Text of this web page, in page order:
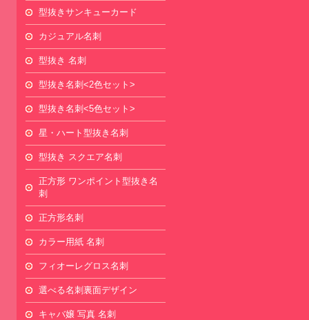
型抜きサンキューカード
カジュアル名刺
型抜き 名刺
型抜き名刺<2色セット>
型抜き名刺<5色セット>
星・ハート型抜き名刺
型抜き スクエア名刺
正方形 ワンポイント型抜き名
刺
正方形名刺
カラー用紙 名刺
フィオーレグロス名刺
選べる名刺裏面デザイン
キャバ嬢 写真 名刺